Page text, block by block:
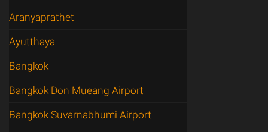
Aranyaprathet
Ayutthaya
Bangkok
Bangkok Don Mueang Airport
Bangkok Suvarnabhumi Airport